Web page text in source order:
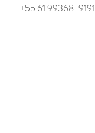
+55 61 99368-9191